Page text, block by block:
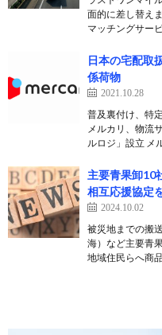
面的に差し替え
マッチングサー
日本の宅配取
係荷物
2021.10.28
普及裏付け、特
メルカリ、物流
ルロジ」設立 メ
主要青果卸10
相互応援協定
2024.10.02
被災地までの搬
海）など主要青
地域住民らへ商